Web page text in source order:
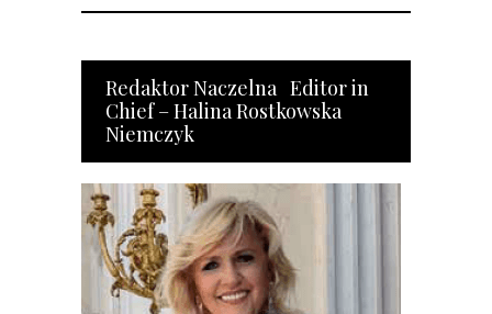
Redaktor Naczelna Editor in
Chief – Halina Rostkowska
Niemczyk